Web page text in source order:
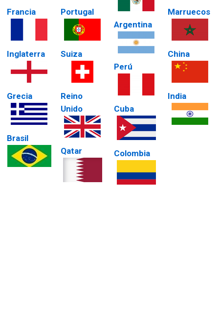
Francia
Inglaterra
Grecia
Brasil
Portugal
Suiza
Reino
Unido
Qatar
Argentina
Perú
Cuba
Colombia
Marruecos
China
India